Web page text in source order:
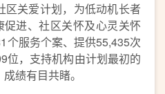
区关爱计划，为低动机长者
进、社区关怀及心灵关怀
个服务个案、提供55,435次
位，支持机构由计划最初的
绩有目共睹。